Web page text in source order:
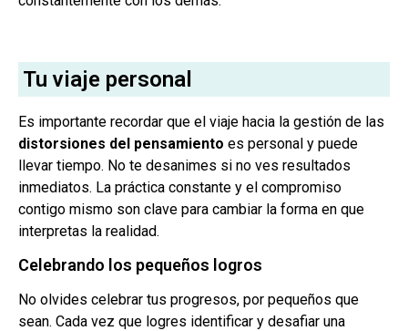
Tu viaje personal
Es importante recordar que el viaje hacia la gestión de las
distorsiones del pensamiento es personal y puede
llevar tiempo. No te desanimes si no ves resultados
inmediatos. La práctica constante y el compromiso
contigo mismo son clave para cambiar la forma en que
interpretas la realidad.
Celebrando los pequeños logros
No olvides celebrar tus progresos, por pequeños que
sean. Cada vez que logres identificar y desafiar una